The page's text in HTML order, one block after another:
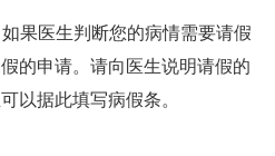
果医生判断您的病情需要请假
的申请。请向医生说明请假的
以据此填写病假条。